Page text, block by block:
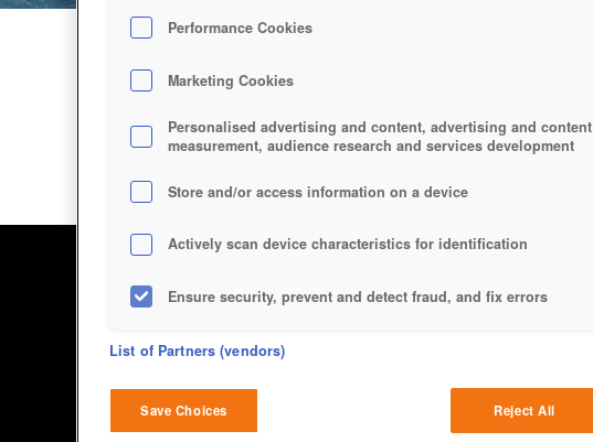
Performance Cookies
Marketing Cookies
Personalised advertising and content, advertising and content
measurement, audience research and services development
Store and/or access information on a device
Actively scan device characteristics for identification
Ensure security, prevent and detect fraud, and fix errors
Deliver and present advertising and content
Match and combine data from other data sources
List of Partners (vendors)
Save Choices Reject All